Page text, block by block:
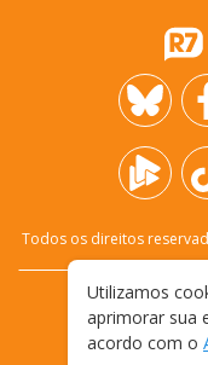
Todos os direitos
Utilizamos
aprimorar sua
acordo com o